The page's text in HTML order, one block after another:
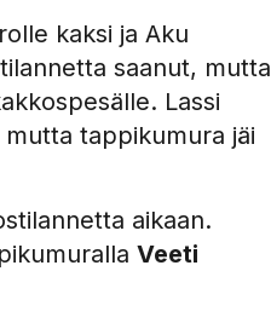
kaksi ja Aku
saanut, mutta
Lassi
tappikumura jäi
aikaan.
Veeti